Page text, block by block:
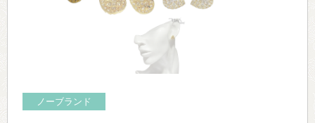
ノーブランド
> プライバシーポリシー
> お問い合わせ